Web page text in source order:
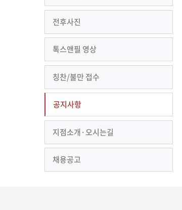
전후사진
톡스앤필 영상
칭찬/불만 접수
공지사항
지점소개·오시는길
채용공고